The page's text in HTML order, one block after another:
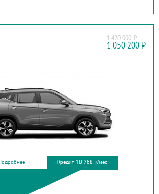
1 420 000₽
1 050 200 ₽
Подробнее Кредит 18 768 ₽/мес